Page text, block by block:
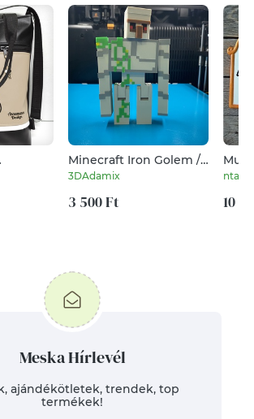
Minecraft Iron Golem /
Vas gólem
3DAdamix
3 500 Ft 10
Meska Hírlevél
ajándékötletek, trendek, top
termékek!